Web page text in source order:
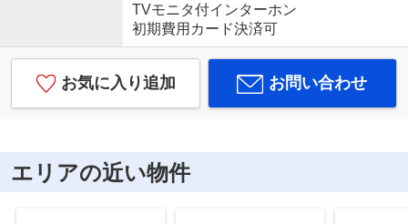
TVモニタ付インターホン
初期費用カード決済可
お気に入り追加 お問い合わせ
エリアの近い物件